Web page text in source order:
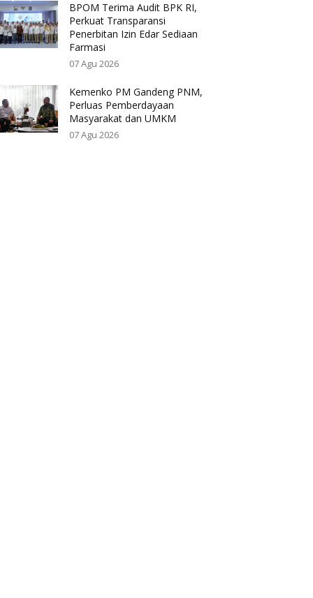
BPOM Terima Audit BPK RI,
Perkuat Transparansi
Penerbitan Izin Edar Sediaan
Farmasi
07 Agu 2026
Kemenko PM Gandeng PNM,
Perluas Pemberdayaan
Masyarakat dan UMKM
07 Agu 2026